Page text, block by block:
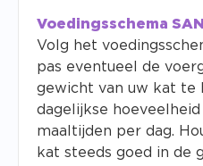
Voedingsschema
Volg het
pas eventueel de
gewicht van uw kat te
dagelijkse
maaltijden per dag.
kat steeds goed in de